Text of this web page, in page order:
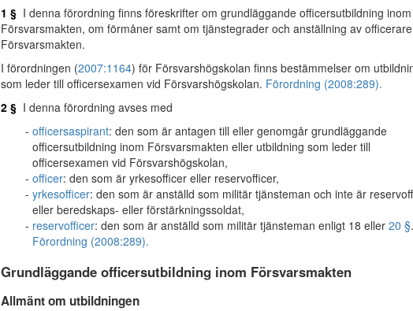
1 § I denna förordning finns föreskrifter om grundläggande officersutbildning inom
Försvarsmakten, om förmåner samt om tjänstegrader och anställning av
Försvarsmakten.
I förordningen (2007:1164) för Försvarshögskolan finns bestämmelser om
som leder till officersexamen vid Försvarshögskolan. Förordning (2008:289).
2 § I denna förordning avses med
officersaspirant: den som är antagen till eller genomgår grundläggande
officersutbildning inom Försvarsmakten eller utbildning som leder till
officersexamen vid Försvarshögskolan,
officer: den som är yrkesofficer eller reservofficer,
yrkesofficer: den som är anställd som militär tjänsteman och inte är
eller beredskaps- eller förstärkningssoldat,
reservofficer: den som är anställd som militär tjänsteman enligt 18 eller 20 §.
Förordning (2008:289).
Grundläggande officersutbildning inom Försvarsmakten
Allmänt om utbildningen